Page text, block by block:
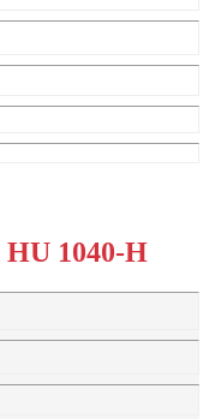
HU 1040-H